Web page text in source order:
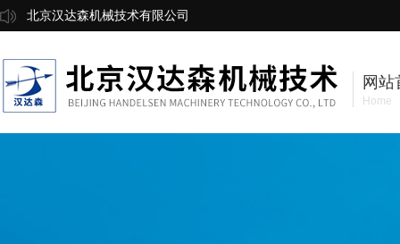
北京汉达森机械技术有限公司
网站
Home